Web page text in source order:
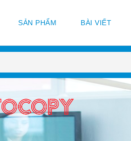
SẢN PHẨM BÀI VIẾT